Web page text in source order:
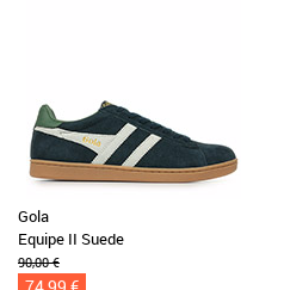
Gola
Equipe II Suede
90,00 €